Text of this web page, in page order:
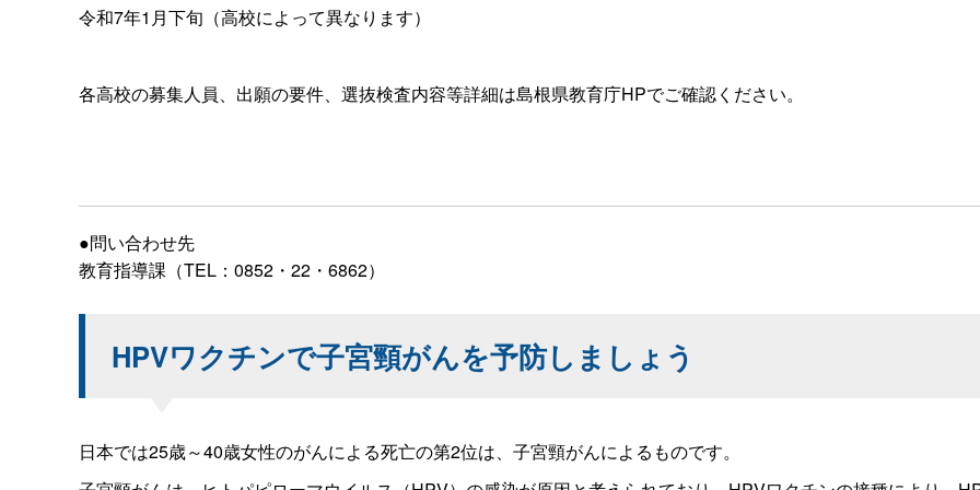
令和7年1月下旬（高校によって異なります）
各高校の募集人員、出願の要件、選抜検査内容等詳細は島根県教育庁HPでご確認ください。
●問い合わせ先
教育指導課（TEL：0852・22・6862）
HPVワクチンで子宮頸がんを予防しましょう
日本では25歳～40歳女性のがんによる死亡の第2位は、子宮頸がんによるものです。